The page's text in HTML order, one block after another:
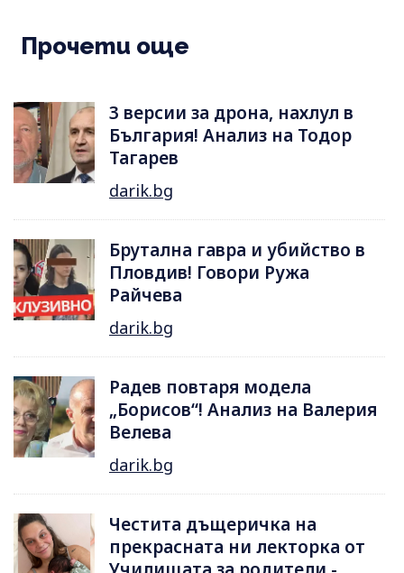
Прочети още
3 версии за дрона, нахлул в
България! Анализ на Тодор
Тагарев
darik.bg
Брутална гавра и убийство в
Пловдив! Говори Ружа
Райчева
darik.bg
Радев повтаря модела
„Борисов“! Анализ на Валерия
Велева
darik.bg
Честита дъщеричка на
прекрасната ни лекторка от